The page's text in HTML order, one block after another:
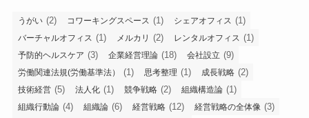
うがい (2) コワーキングスペース (1) シェアオフィス (1)
バーチャルオフィス (1) メルカリ (2) レンタルオフィス (1)
予防的ヘルスケア (3) 企業経営理論 (18) 会社設立 (9)
労働関連法規(労働基準法） (1) 思考整理 (1) 成長戦略 (2)
技術経営 (5) 法人化 (1) 競争戦略 (2) 組織構造論 (1)
組織行動論 (4) 組織論 (6) 経営戦略 (12) 経営戦略の全体像 (3)